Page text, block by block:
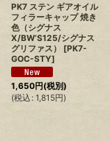
PK7 ステン ギアオイル
フィラーキャップ 焼き
色（シグナス
X/BW’S125/シグナス
グリファス）
[PK7-
GOC-STY]
1,650円(税別)
(税込 : 1,815円)